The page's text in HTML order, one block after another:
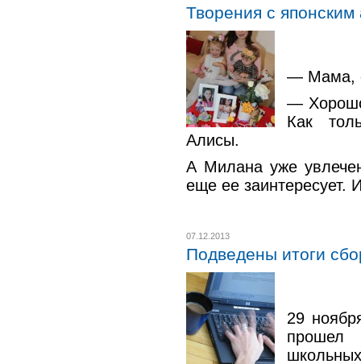
Творения с японским
— Мама,
—
Как
Алисы.
А Милана уже
еще ее заинтересует.
07.12.2013
Подведены итоги
29
прошел